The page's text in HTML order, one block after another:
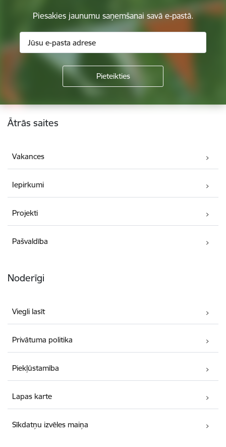
Piesakies jaunumu saņemšanai savā e-pastā.
Kājene
Ātrās saites
Vakances
Iepirkumi
Projekti
Pašvaldība
Noderīgi
Viegli lasīt
Privātuma politika
Piekļūstamība
Lapas karte
Sīkdatņu izvēles maiņa